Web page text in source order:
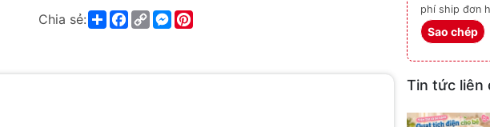
Chia sẻ: ShareFacebook
Copy
Link
Messenger
phí ship đơn
Sao chép
Tin tức liên